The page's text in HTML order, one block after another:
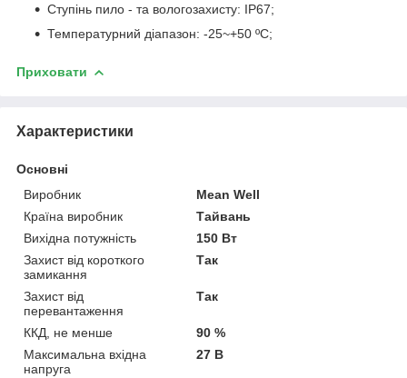
Ступінь пило - та вологозахисту: IP67;
Температурний діапазон: -25~+50 ºС;
Приховати
Характеристики
Основні
Виробник
Mean Well
Країна виробник
Тайвань
Вихідна потужність
150 Вт
Захист від короткого
замикання
Так
Захист від
перевантаження
Так
ККД, не менше
90 %
Максимальна вхідна
напруга
27 В